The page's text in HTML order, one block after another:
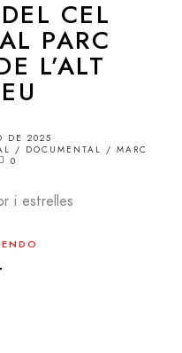
CEL
AL PARC
L’ALT
DE 2025
/ DOCUMENTAL / MARC
0
i estrelles